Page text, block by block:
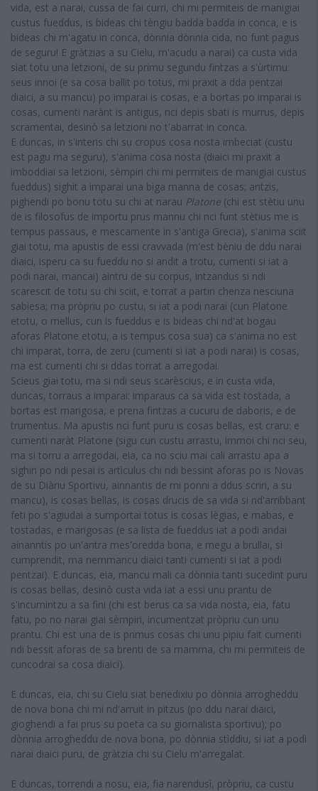
vida, est a narai, cussa de fai curri, chi mi permiteis de manigiai
custus fueddus, is bideas chi tèngiu badda badda in conca, e is
bideas chi m'agatu in conca, dònnia dònnia cida, no funt pagus
de seguru! E gràtzias a su Cielu, m'acudu a narai) ca custa vida
siat totu una letzioni, de su primu segundu fintzas a s'ùrtimu:
seus innoi (e sa cosa ballit po totus, mi praxit a dda pentzai
diaici, a su mancu) po imparai is cosas, e a bortas po imparai is
cosas, cumenti narànt is antigus, nci depis sbati is murrus, depis
scramentai, desinò sa letzioni no t'abarrat in conca.
E duncas, in s'interis chi su cropus cosa nosta imbeciat (custu
est pagu ma seguru), s'anima cosa nosta (diaici mi praxit a
imboddiai sa letzioni, sèmpiri chi mi permiteis de manigiai custus
fueddus) sighit a imparai una biga manna de cosas; antzis,
pighendi po bonu totu su chi at narau Platone (chi est stètiu unu
de is filosofus de importu prus mannu chi nci funt stètius me is
tempus passaus, e mescamente in s'antiga Grecia), s'anima sciit
giai totu, ma apustis de essi cravvada (m'est bèniu de ddu narai
diaici, isperu ca su fueddu no si andit a trotu, cumenti si iat a
podi narai, mancai) aintru de su corpus, intzandus si ndi
scarescit de totu su chi sciit, e torrat a partiri chenza nesciuna
sabiesa; ma pròpriu po custu, si iat a podi narai (cun Platone
etotu, o mellus, cun is fueddus e is bideas chi nd'at bogau
aforas Platone etotu, a is tempus cosa sua) ca s'anima no est
chi imparat, torra, de zeru (cumenti si iat a podi narai) is cosas,
ma est cumenti chi si ddas torrat a arregodai.
Scieus giai totu, ma si ndi seus scarèscius, e in custa vida,
duncas, torraus a imparai: imparaus ca sa vida est tostada, a
bortas est marigosa, e prena fintzas a cucuru de daboris, e de
trumentus. Ma apustis nci funt puru is cosas bellas, est craru: e
cumenti naràt Platone (sigu cun custu arrastu, immoi chi nci seu,
ma si torru a arregodai, eia, ca no sciu mai cali arrastu apa a
sighiri po ndi pesai is artìculus chi ndi bessint aforas po is Novas
de su Diàriu Sportivu, ainnantis de mi ponni a ddus scriri, a su
mancu), is cosas bellas, is cosas drucis de sa vida si nd'arribbant
feti po s'agiudai a sumportai totus is cosas lègias, e mabas, e
tostadas, e marigosas (e sa lista de fueddus iat a podi andai
ainanntis po un'antra mes'oredda bona, e megu a brullai, si
cumprendit, ma nemmancu diaici tanti cumenti si iat a podi
pentzai). E duncas, eia, mancu mali ca dònnia tanti sucedint puru
is cosas bellas, desinò custa vida iat a essi unu prantu de
s'incumintzu a sa fini (chi est berus ca sa vida nosta, eia, fatu
fatu, po no narai giai sèmpiri, incumentzat pròpriu cun unu
prantu. Chi est una de is primus cosas chi unu pipiu fait cumenti
ndi bessit aforas de sa brenti de sa mamma, chi mi permiteis de
cuncodrai sa cosa diaici).
E duncas, eia, chi su Cielu siat benedixiu po dònnia arrogheddu
de nova bona chi mi nd'arruit in pitzus (po ddu narai diaici,
gioghendi a fai prus su poeta ca su giornalista sportivu); po
dònnia arrogheddu de nova bona, po dònnia stìddiu, si iat a podi
narai diaici puru, de gràtzia chi su Cielu m'arregalat.
E duncas, torrendi a nosu, eia, fia narendusì, pròpriu, ca custu